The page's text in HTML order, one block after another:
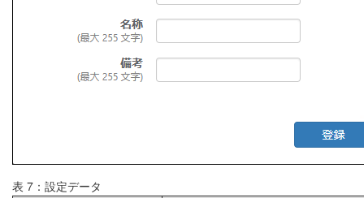
表 7：設定データ